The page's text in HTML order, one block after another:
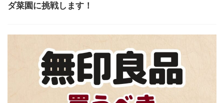
ダ菜園に挑戦します！